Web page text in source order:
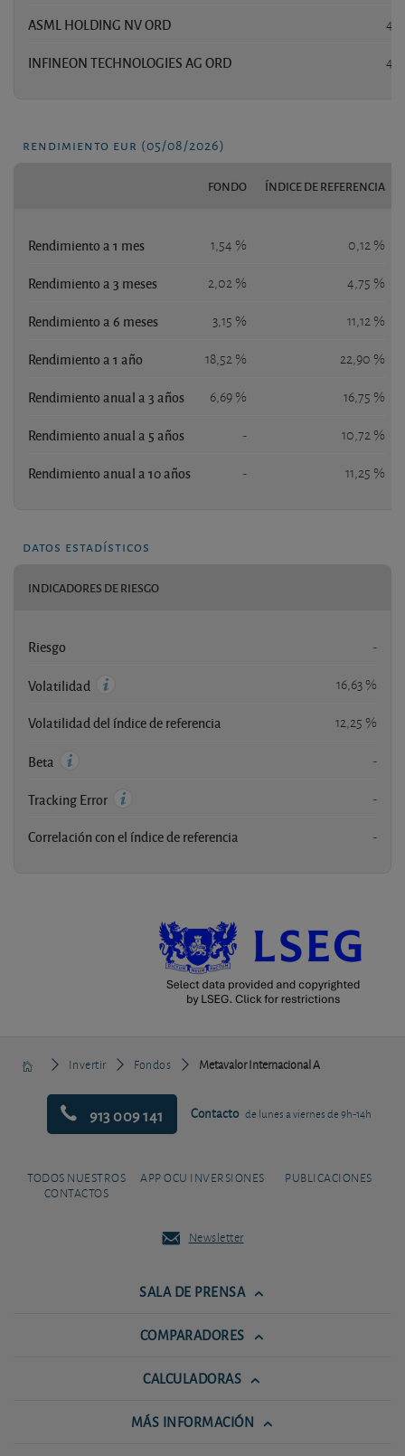
ASML HOLDING NV ORD
INFINEON TECHNOLOGIES AG ORD
rendimiento eur (05/08/2026)
FONDO ÍNDICE DE REFERENCIA
Rendimiento a 1 mes 1,54 % 0,12 %
Rendimiento a 3 meses 2,02 % 4,75 %
Rendimiento a 6 meses 3,15 % 11,12 %
Rendimiento a 1 año 18,52 % 22,90 %
Rendimiento anual a 3 años 6,69 % 16,75 %
Rendimiento anual a 5 años - 10,72 %
Rendimiento anual a 10 años - 11,25 %
datos estadísticos
INDICADORES DE RIESGO
Riesgo -
Volatilidad 16,63 %
Volatilidad del índice de referencia 12,25 %
Beta -
Tracking Error -
Correlación con el índice de referencia -
Invertir Fondos Metavalor Internacional A
913 009 141 Contacto de lunes a viernes de 9h-14h
TODOS NUESTROS
CONTACTOS
APP OCU INVERSIONES PUBLICACIONES
Newsletter
SALA DE PRENSA
COMPARADORES
CALCULADORAS
MÁS INFORMACIÓN